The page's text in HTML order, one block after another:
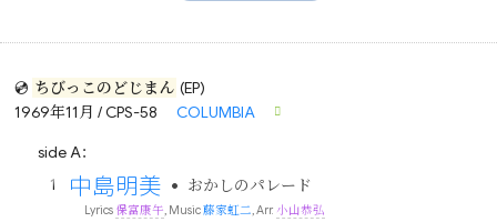
💿 ちびっこのどじまん (EP)
1969年11月 / CPS-58
COLUMBIA
side A：
中島明美 • おかしのパレード
Lyrics 保富康午, Music藤家虹二, Arr. 小山恭弘